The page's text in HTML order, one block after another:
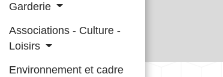
Garderie
Associations - Culture -
Loisirs
Environnement et cadre